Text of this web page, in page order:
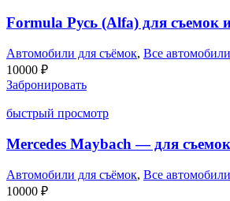
Formula Русь (Alfa) для съемок
Автомобили для съёмок, Все автомобили
10000 ₽
Забронировать
быстрый просмотр
Mercedes Maybach — для
Автомобили для съёмок, Все автомобили
10000 ₽